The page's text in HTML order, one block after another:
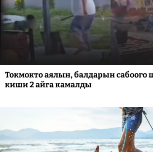
Токмокто аялын, балдарын сабоого
киши 2 айга камалды